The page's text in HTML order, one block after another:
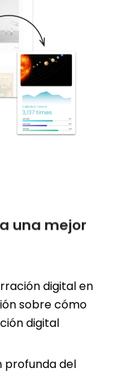
una mejor
digital en
sobre cómo
digital
profunda del